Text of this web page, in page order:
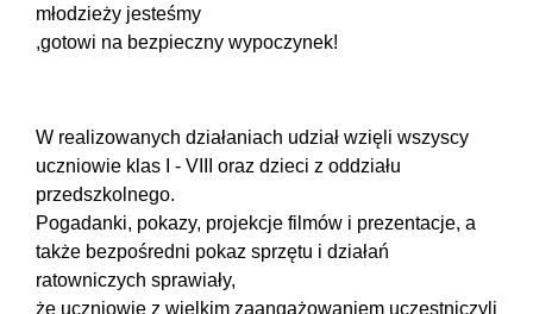
młodzieży jesteśmy
,gotowi na bezpieczny wypoczynek!
W realizowanych działaniach udział wzięli wszyscy
uczniowie klas I - VIII oraz dzieci z oddziału
przedszkolnego.
Pogadanki, pokazy, projekcje filmów i prezentacje, a
także bezpośredni pokaz sprzętu i działań
ratowniczych sprawiały,
że uczniowie z wielkim zaangażowaniem uczestniczyli